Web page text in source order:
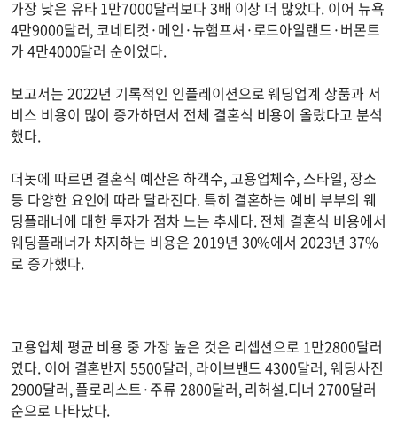
가장 낮은 유타 1만7000달러보다 3배 이상 더 많았다. 이어 뉴욕
4만9000달러, 코네티컷·메인·뉴햄프셔·로드아일랜드·버몬트
가 4만4000달러 순이었다.
보고서는 2022년 기록적인 인플레이션으로 웨딩업계 상품과 서
비스 비용이 많이 증가하면서 전체 결혼식 비용이 올랐다고 분석
했다.
더놋에 따르면 결혼식 예산은 하객수, 고용업체수, 스타일, 장소
등 다양한 요인에 따라 달라진다. 특히 결혼하는 예비 부부의 웨
딩플래너에 대한 투자가 점차 느는 추세다. 전체 결혼식 비용에서
웨딩플래너가 차지하는 비용은 2019년 30%에서 2023년 37%
로 증가했다.
고용업체 평균 비용 중 가장 높은 것은 리셉션으로 1만2800달러
였다. 이어 결혼반지 5500달러, 라이브밴드 4300달러, 웨딩사진
2900달러, 플로리스트·주류 2800달러, 리허설.디너 2700달러
순으로 나타났다.